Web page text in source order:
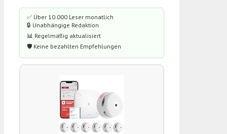
✅ Über 10.000 Leser monatlich
🔒 Unabhängige Redaktion
📊 Regelmäßig aktualisiert
🛡️ Keine bezahlten Empfehlungen